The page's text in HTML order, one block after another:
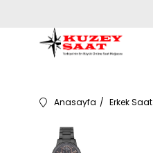
Anasayfa Erkek Saat